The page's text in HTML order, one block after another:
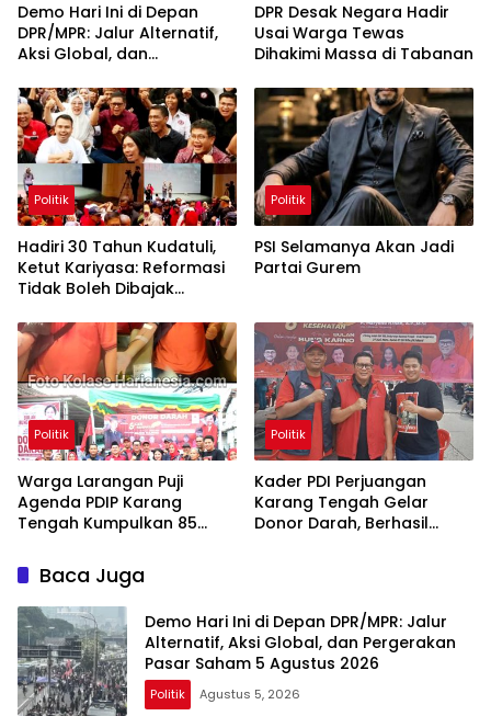
Demo Hari Ini di Depan
DPR/MPR: Jalur Alternatif,
Aksi Global, dan
Agustus 2026
DPR Desak Negara Hadir
Usai Warga Tewas
Dihakimi Massa di Tabanan
Politik
Hadiri 30 Tahun Kudatuli,
Ketut Kariyasa: Reformasi
Tidak Boleh Dibajak
Politik
PSI Selamanya Akan Jadi
Partai Gurem
Politik
Warga Larangan Puji
Agenda PDIP Karang
Tengah Kumpulkan 85
Politik
Kader PDI Perjuangan
Karang Tengah Gelar
Donor Darah, Berhasil
Baca Juga
Demo Hari Ini di Depan DPR/MPR: Jalur
Alternatif, Aksi Global, dan Pergerakan
Pasar Saham 5 Agustus 2026
Politik Agustus 5, 2026